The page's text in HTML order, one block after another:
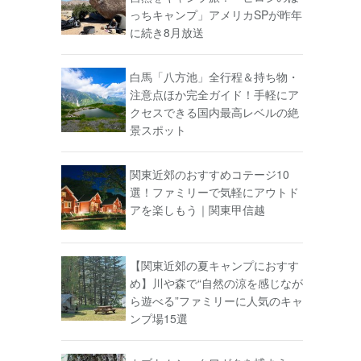
っちキャンプ」アメリカSPが昨年
に続き8月放送
白馬「八方池」全行程＆持ち物・
注意点ほか完全ガイド！手軽にア
クセスできる国内最高レベルの絶
景スポット
関東近郊のおすすめコテージ10
選！ファミリーで気軽にアウトド
アを楽しもう｜関東甲信越
【関東近郊の夏キャンプにおすす
め】川や森で“自然の涼を感じなが
ら遊べる”ファミリーに人気のキャ
ンプ場15選